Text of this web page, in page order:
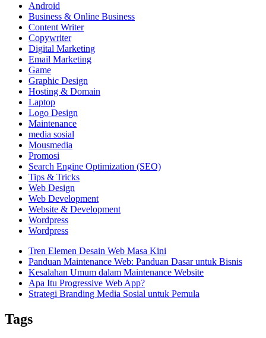
Android
Business & Online Business
Content Writer
Copywriter
Digital Marketing
Email Marketing
Game
Graphic Design
Hosting & Domain
Laptop
Logo Design
Maintenance
media sosial
Mousmedia
Promosi
Search Engine Optimization (SEO)
Tips & Tricks
Web Design
Web Development
Website & Development
Wordpress
Wordpress
Tren Elemen Desain Web Masa Kini
Panduan Maintenance Web: Panduan Dasar untuk Bisnis
Kesalahan Umum dalam Maintenance Website
Apa Itu Progressive Web App?
Strategi Branding Media Sosial untuk Pemula
Tags